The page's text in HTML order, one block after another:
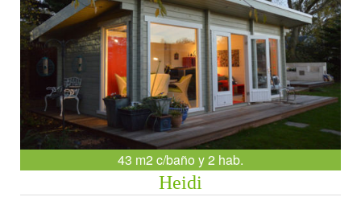
43 m2 c/baño y 2 hab.
Heidi